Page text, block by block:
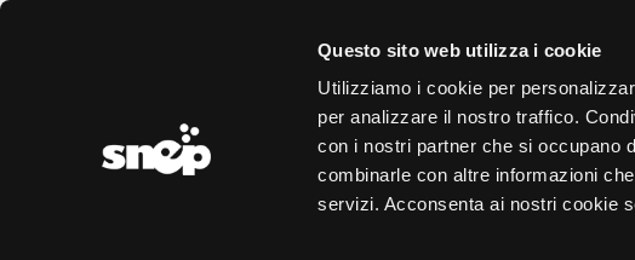
Questo sito web utilizza i cookie
Utilizziamo i cookie per
per analizzare il nostro traffico.
con i nostri partner che si occupano
combinarle con altre informazioni
servizi. Acconsenta ai nostri cookie